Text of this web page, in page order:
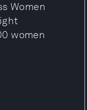
Women
women